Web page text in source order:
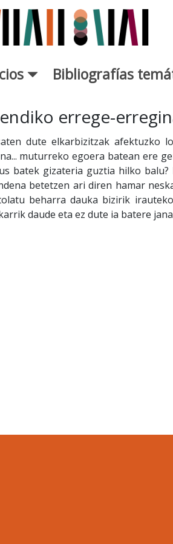
Bibliografías
Liburutegia
errege-
dute elkarbizitzak afektuzko
muturreko egoera batean ere
batek gizateria guztia hilko
betetzen ari diren hamar
beharra dauka bizirik
daude eta ez dute ia batere